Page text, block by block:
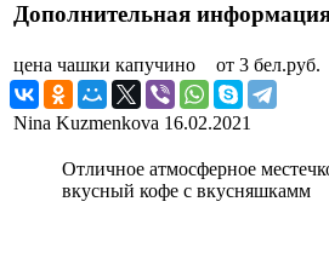
Дополнительная
цена чашки капучино от 3 бел.руб.
Nina Kuzmenkova 16.02.2021
Отличное атмосферное
вкусный кофе с вкусняшкамм